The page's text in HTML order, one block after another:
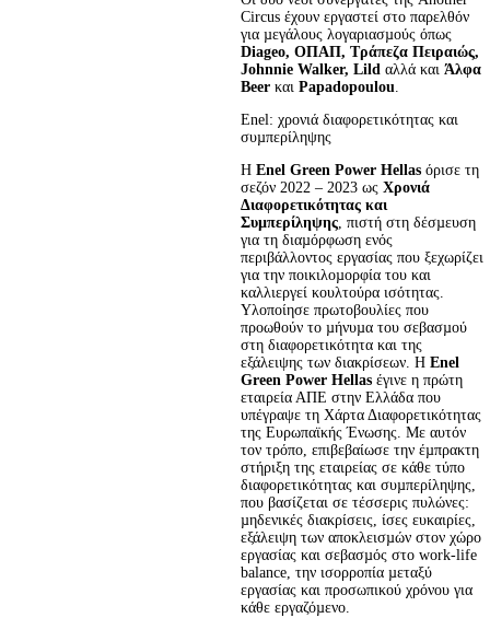
Circus έχουν εργαστεί στο παρελθόν
για µεγάλους λογαριασµούς όπως
Diageo, ΟΠΑΠ, Τράπεζα Πειραιώς,
Johnnie Walker, Lild αλλά και Άλφα
Beer και Papadopoulou.
Enel: χρονιά διαφορετικότητας και
συµπερίληψης
Η Enel Green Power Hellas όρισε τη
σεζόν 2022 – 2023 ως Χρονιά
Διαφορετικότητας και
Συµπερίληψης, πιστή στη δέσµευση
για τη διαµόρφωση ενός
περιβάλλοντος εργασίας που ξεχωρίζει
για την ποικιλοµορφία του και
καλλιεργεί κουλτούρα ισότητας.
Υλοποίησε πρωτοβουλίες που
προωθούν το µήνυµα του σεβασµού
στη διαφορετικότητα και της
εξάλειψης των διακρίσεων. Η Enel
Green Power Hellas έγινε η πρώτη
εταιρεία ΑΠΕ στην Ελλάδα που
υπέγραψε τη Χάρτα Διαφορετικότητας
της Ευρωπαϊκής Ένωσης. Με αυτόν
τον τρόπο, επιβεβαίωσε την έµπρακτη
στήριξη της εταιρείας σε κάθε τύπο
διαφορετικότητας και συµπερίληψης,
που βασίζεται σε τέσσερις πυλώνες:
µηδενικές διακρίσεις, ίσες ευκαιρίες,
εξάλειψη των αποκλεισµών στον χώρο
εργασίας και σεβασµός στο work-life
balance, την ισορροπία µεταξύ
εργασίας και προσωπικού χρόνου για
κάθε εργαζόµενο.